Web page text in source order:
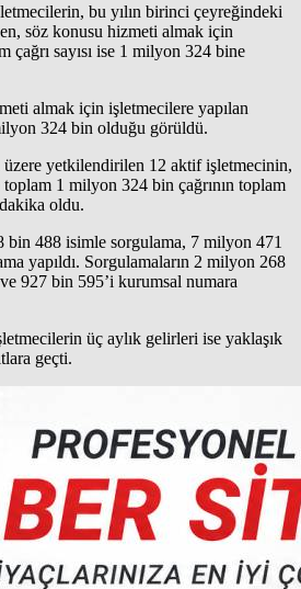
bu yılın birinci çeyreğindeki
söz konusu hizmeti almak için
çağrı sayısı ise 1 milyon 324 bine
almak için işletmecilere yapılan
324 bin olduğu görüldü.
yetkilendirilen 12 aktif işletmecinin,
1 milyon 324 bin çağrının toplam
oldu.
488 isimle sorgulama, 7 milyon 471
yapıldı. Sorgulamaların 2 milyon 268
927 bin 595’i kurumsal numara
üç aylık gelirleri ise yaklaşık
geçti.